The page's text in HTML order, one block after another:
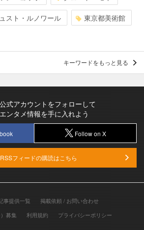
スト・ルノワール 東京都美術館
キーワードをもっと見る
式アカウントをフォローして
ンタメ情報を手に入れよう
Follow on X
フィードの購読はこちら
事提供一覧
掲載依頼 / お問い合わせ
募集
利用規約 プライバシーポリシー